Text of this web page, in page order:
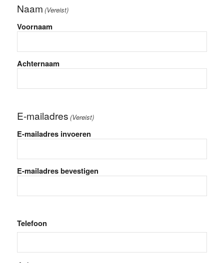
Naam (Vereist)
Voornaam
Achternaam
E-mailadres (Vereist)
E-mailadres invoeren
E-mailadres bevestigen
Telefoon